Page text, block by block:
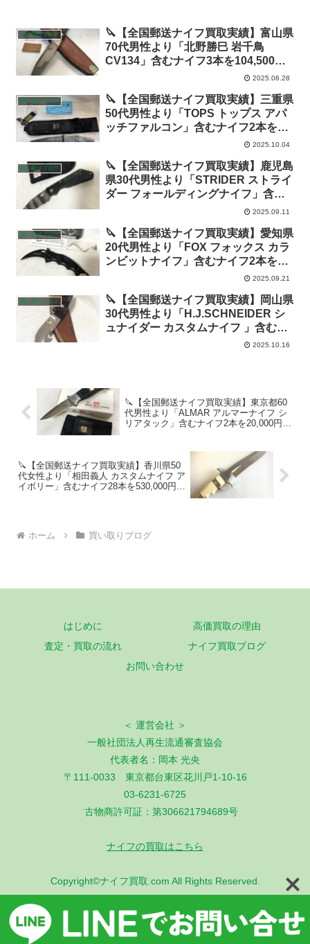
買い取りブログ
🔪【全国郵送ナイフ買取実績】富山県
70代男性より「北野勝巳 岩千鳥
CV134」含むナイフ3本を104,500円
(一本あたり34,800円)で高価買取！富
2025.06.28
買い取りブログ
🔪【全国郵送ナイフ買取実績】三重県
50代男性より「TOPS トップス アパ
ッチファルコン」含むナイフ2本を
2025.10.04
買い取りブログ
🔪【全国郵送ナイフ買取実績】鹿児島
県30代男性より「STRIDER ストライ
ダー フォールディングナイフ」含む
ナイフ11本を245,000円で高価買取！
2025.09.11
買い取りブログ
🔪【全国郵送ナイフ買取実績】愛知県
20代男性より「FOX フォックス カラ
ンビットナイフ」含むナイフ2本を
2025.09.21
買い取りブログ
🔪【全国郵送ナイフ買取実績】岡山県
30代男性より「H.J.SCHNEIDER シ
ュナイダー カスタムナイフ 」含むナ
イフ7本を89,000円で高価買取！2025.10.16
🔪【全国郵送ナイフ買取実績】東京都60
代男性より「ALMAR アルマーナイフ シ
リアタック」含むナイフ2本を20,000円で
🔪【全国郵送ナイフ買取実績】香川県50
代女性より「相田義人 カスタムナイフ ア
イボリー」含むナイフ28本を530,000円で
ホーム 買い取りブログ
はじめに
高価買取の理由
査定・買取の流れ
ナイフ買取ブログ
お問い合わせ
＜ 運営会社 ＞
一般社団法人再生流通審査協会
代表者名：岡本 光央
〒111-0033 東京都台東区花川戸1-10-16
03-6231-6725
古物商許可証：第306621794689号
ナイフの買取はこちら
Copyright©ナイフ買取.com All Rights Reserved.